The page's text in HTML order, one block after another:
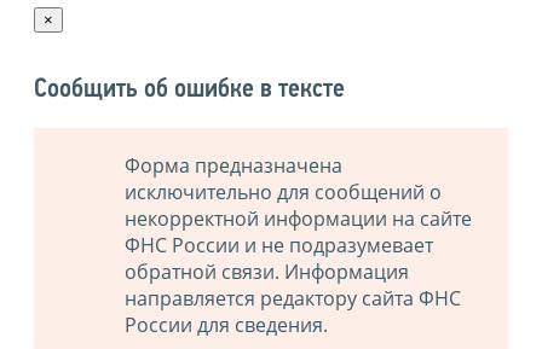
×
Сообщить об ошибке в тексте
Форма предназначена
исключительно для сообщений о
некорректной информации на сайте
ФНС России и не подразумевает
обратной связи. Информация
направляется редактору сайта ФНС
России для сведения.